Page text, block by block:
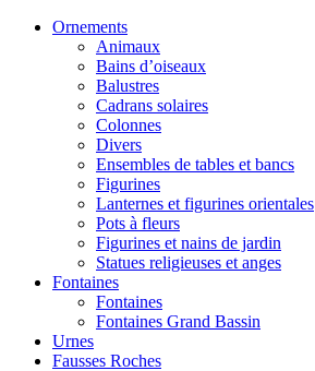
Ornements
Animaux
Bains d’oiseaux
Balustres
Cadrans solaires
Colonnes
Divers
Ensembles de tables et bancs
Figurines
Lanternes et figurines orientales
Pots à fleurs
Figurines et nains de jardin
Statues religieuses et anges
Fontaines
Fontaines
Fontaines Grand Bassin
Urnes
Fausses Roches